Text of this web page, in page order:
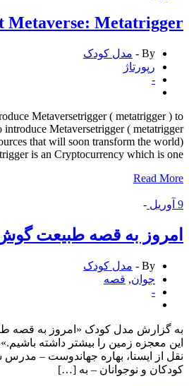
Metaverse:
By -
مدل کودک
رپورتاژ
introduce Metaversetrigger (
to introduce Metaversetrigger (
that will soon transform the
Meta trigger is an Cryptocurrency which is
Read
-
به قصه طبیعت گوش
By -
مدل کودک
جوان,قصه
مدل کودک «امروز به قصه
معجزه زمین را بیشتر داشته
ایسنا، بهاره جهاندوست – مدرس
و نوجوانان – به […]